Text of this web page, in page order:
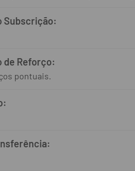
Subscrição:
de Reforço:
pontuais.